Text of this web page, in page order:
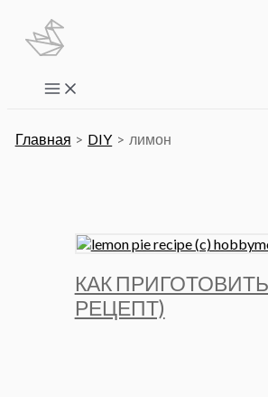
Перейти
содержимому
Main
Menu
Главная DIY лимон
КАК
РЕЦЕПТ)